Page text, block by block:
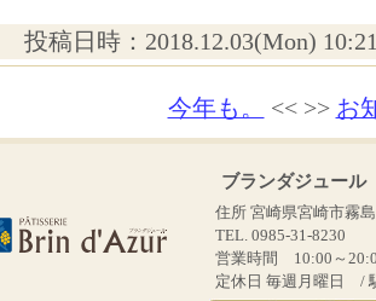
投稿日時：2018.12.03(Mon)
今年も。 << >> お
ブランダジュール
住所 宮崎県宮崎市霧
TEL. 0985-31-8230
営業時間 10:00～
定休日 毎週月曜日 /